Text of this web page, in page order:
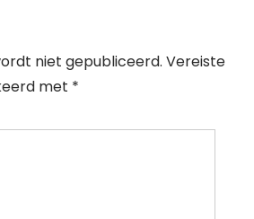
niet gepubliceerd. Vereiste
met *